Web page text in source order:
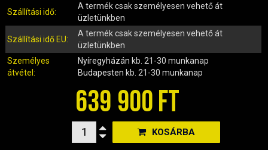
IZZÓ (ROBOGÓ, QUAD, MOTOR)
KARBURÁTOROK ÉS ALKATRÉSZEIK
KENŐANYAGOK, TISZTÍTÓK, ÁPOLÓK
KIEGÉSZÍTŐK
KIPUFOGÓK ÉS TARTOZÉKAIK
KXD QUAD ÉS DIRT BIKE ALKATRÉSZEK
Szállítási idő:
A termék csak személyesen vehető át
üzletünkben
Szállítási idő EU:
A termék csak személyesen vehető át
üzletünkben
Személyes
átvétel:
Nyíregyházán kb. 21-30 munkanap
Budapesten kb. 21-30 munkanap
639 900 FT
KOSÁRBA